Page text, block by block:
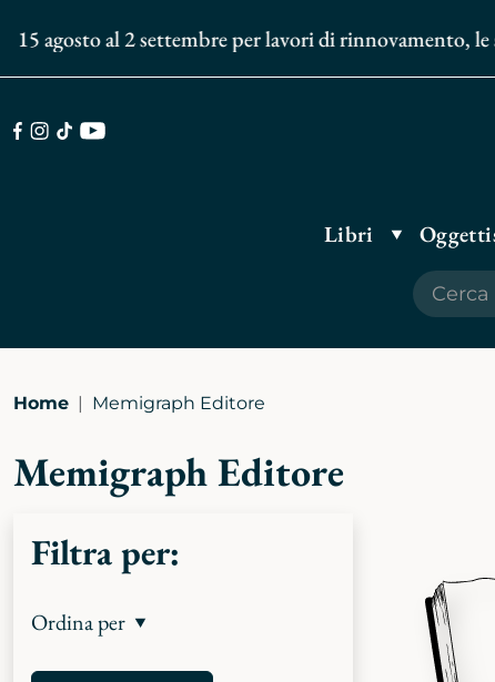
agosto al 2 settembre per lavori di rinnovamento,
Libri
Home Memigraph Editore
Memigraph Editore
Filtra per:
Ordina per